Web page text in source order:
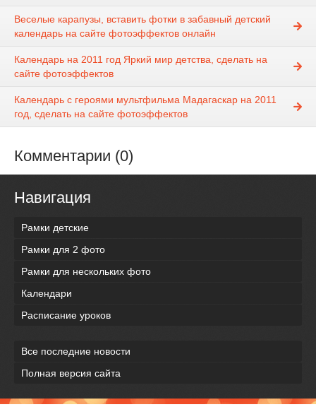
Веселые карапузы, вставить фотки в забавный детский
календарь на сайте фотоэффектов онлайн
Календарь на 2011 год Яркий мир детства, сделать на
сайте фотоэффектов
Календарь с героями мультфильма Мадагаскар на 2011
год, сделать на сайте фотоэффектов
Комментарии (0)
Навигация
Рамки детские
Рамки для 2 фото
Рамки для нескольких фото
Календари
Расписание уроков
Все последние новости
Полная версия сайта